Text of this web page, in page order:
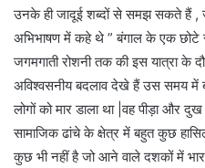
उनके ही जादूई शब्दों से समझ सकते हैं ,
अभिभाषण में कहे थे ” बंगाल के एक छोटे
जगमगाती रोशनी तक की इस यात्रा के
अविश्वसनीय बदलाव देखे हैं उस समय में
लोगों को मार डाला था |वह पीड़ा और
सामाजिक ढांचे के क्षेत्र में बहुत कुछ
कुछ भी नहीं है जो आने वाले दशकों में